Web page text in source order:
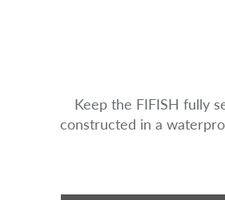
Keep the FIFISH fully
constructed in a